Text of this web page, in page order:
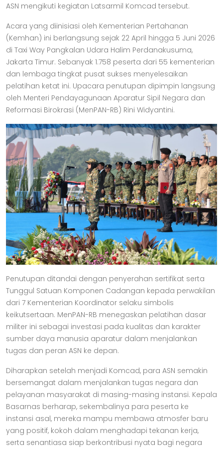
ASN mengikuti kegiatan Latsarmil Komcad tersebut.
Acara yang diinisiasi oleh Kementerian Pertahanan
(Kemhan) ini berlangsung sejak 22 April hingga 5 Juni 2026
di Taxi Way Pangkalan Udara Halim Perdanakusuma,
Jakarta Timur. Sebanyak 1.758 peserta dari 55 kementerian
dan lembaga tingkat pusat sukses menyelesaikan
pelatihan ketat ini. Upacara penutupan dipimpin langsung
oleh Menteri Pendayagunaan Aparatur Sipil Negara dan
Reformasi Birokrasi (MenPAN-RB) Rini Widyantini.
Penutupan ditandai dengan penyerahan sertifikat serta
Tunggul Satuan Komponen Cadangan kepada perwakilan
dari 7 Kementerian Koordinator selaku simbolis
keikutsertaan. MenPAN-RB menegaskan pelatihan dasar
militer ini sebagai investasi pada kualitas dan karakter
sumber daya manusia aparatur dalam menjalankan
tugas dan peran ASN ke depan.
Diharapkan setelah menjadi Komcad, para ASN semakin
bersemangat dalam menjalankan tugas negara dan
pelayanan masyarakat di masing-masing instansi. Kepala
Basarnas berharap, sekembalinya para peserta ke
instansi asal, mereka mampu membawa atmosfer baru
yang positif, kokoh dalam menghadapi tekanan kerja,
serta senantiasa siap berkontribusi nyata bagi negara